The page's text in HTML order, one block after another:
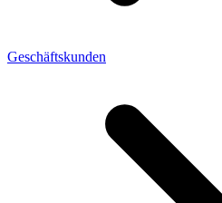
Geschäftskunden